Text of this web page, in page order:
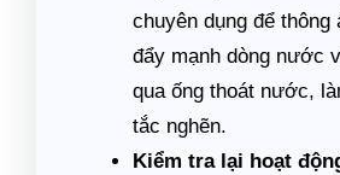
chuyên dụng để thông
đẩy mạnh dòng nước
qua ống thoát nước,
tắc nghẽn.
Kiểm tra lại hoạt